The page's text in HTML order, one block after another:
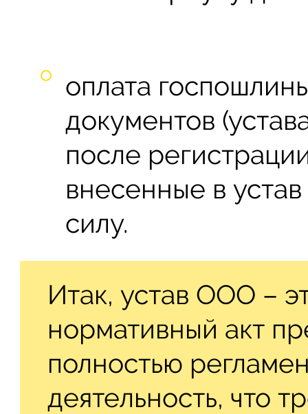
оплата
документов
после
внесенные в
силу.
Итак, устав ООО –
нормативный акт
полностью
деятельность, что